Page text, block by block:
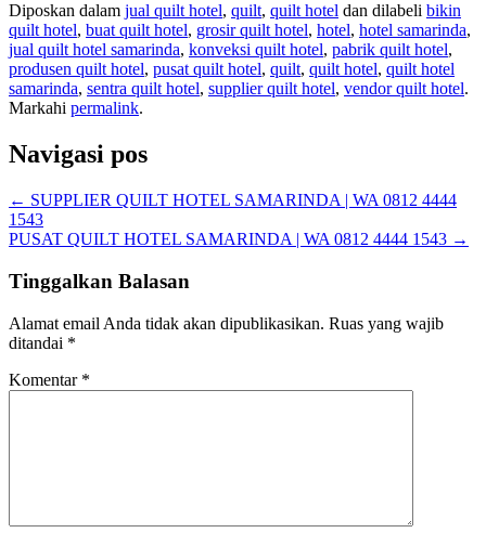
Diposkan dalam jual quilt hotel, quilt, quilt hotel dan dilabeli bikin
quilt hotel, buat quilt hotel, grosir quilt hotel, hotel, hotel samarinda,
jual quilt hotel samarinda, konveksi quilt hotel, pabrik quilt hotel,
produsen quilt hotel, pusat quilt hotel, quilt, quilt hotel, quilt hotel
samarinda, sentra quilt hotel, supplier quilt hotel, vendor quilt hotel.
Markahi permalink.
Navigasi pos
← SUPPLIER QUILT HOTEL SAMARINDA | WA 0812 4444
1543
PUSAT QUILT HOTEL SAMARINDA | WA 0812 4444 1543 →
Tinggalkan Balasan
Alamat email Anda tidak akan dipublikasikan. Ruas yang wajib
ditandai *
Komentar *